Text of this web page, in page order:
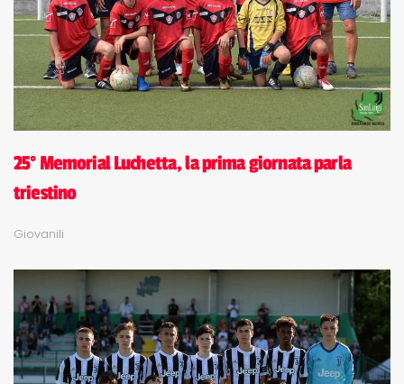
25° Memorial Luchetta, la prima giornata parla
triestino
Giovanili